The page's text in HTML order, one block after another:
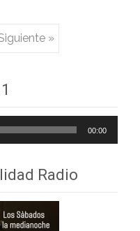
»
00:00
Radio